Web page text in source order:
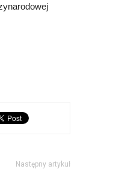
Następny artykuł